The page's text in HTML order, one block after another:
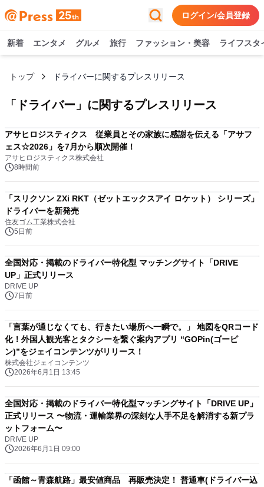
ログイン/会員登録
新着 エンタメ グルメ 旅行 ファッション・美容 ライフスタ
トップ ドライバーに関するプレスリリース
「 ドライバー 」に関するプレスリリース
アサヒロジスティクス 従業員とその家族に感謝を伝える「アサフ
ェス☆2026」を7月から順次開催！
アサヒロジスティクス株式会社
8時間前
「スリクソン ZXi RKT（ゼットエックスアイ ロケット） シリーズ」
ドライバーを新発売
住友ゴム工業株式会社
5日前
全国対応・掲載のドライバー特化型 マッチングサイト「DRIVE
UP」正式リリース
DRIVE UP
7日前
「言葉が通じなくても、行きたい場所へ一瞬で。」 地図をQRコード
化！外国人観光客とタクシーを繋ぐ案内アプリ “GOPin(ゴーピ
ン)”をジェイコンテンツがリリース！
株式会社ジェイコンテンツ
2026年6月1日 13:45
全国対応・掲載のドライバー特化型マッチングサイト「DRIVE UP」
正式リリース 〜物流・運輸業界の深刻な人手不足を解消する新プラ
ットフォーム〜
DRIVE UP
2026年6月1日 09:00
「函館～青森航路」最安値商品 再販売決定！ 普通車(ドライバー込